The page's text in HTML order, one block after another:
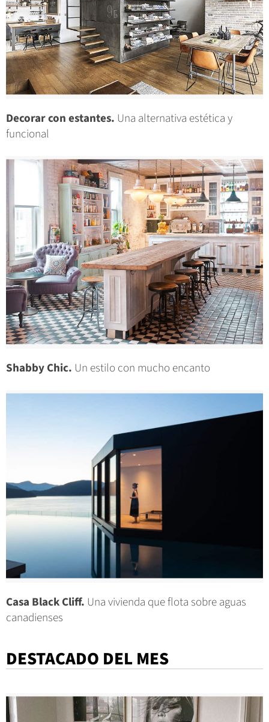
Decorar con estantes. Una alternativa estética y
funcional
Shabby Chic. Un estilo con mucho encanto
Casa Black Cliff. Una vivienda que flota sobre aguas
canadienses
DESTACADO DEL MES